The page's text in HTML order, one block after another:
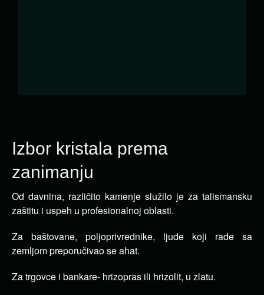
Izbor kristala prema
zanimanju
Od davnina, različito kamenje služilo je za talismansku
zaštitu i uspeh u profesionalnoj oblasti.
Za baštovane, poljoprivrednike, ljude koji rade sa
zemljom preporučivao se ahat.
Za trgovce i bankare- hrizopras ili hrizolit, u zlatu.